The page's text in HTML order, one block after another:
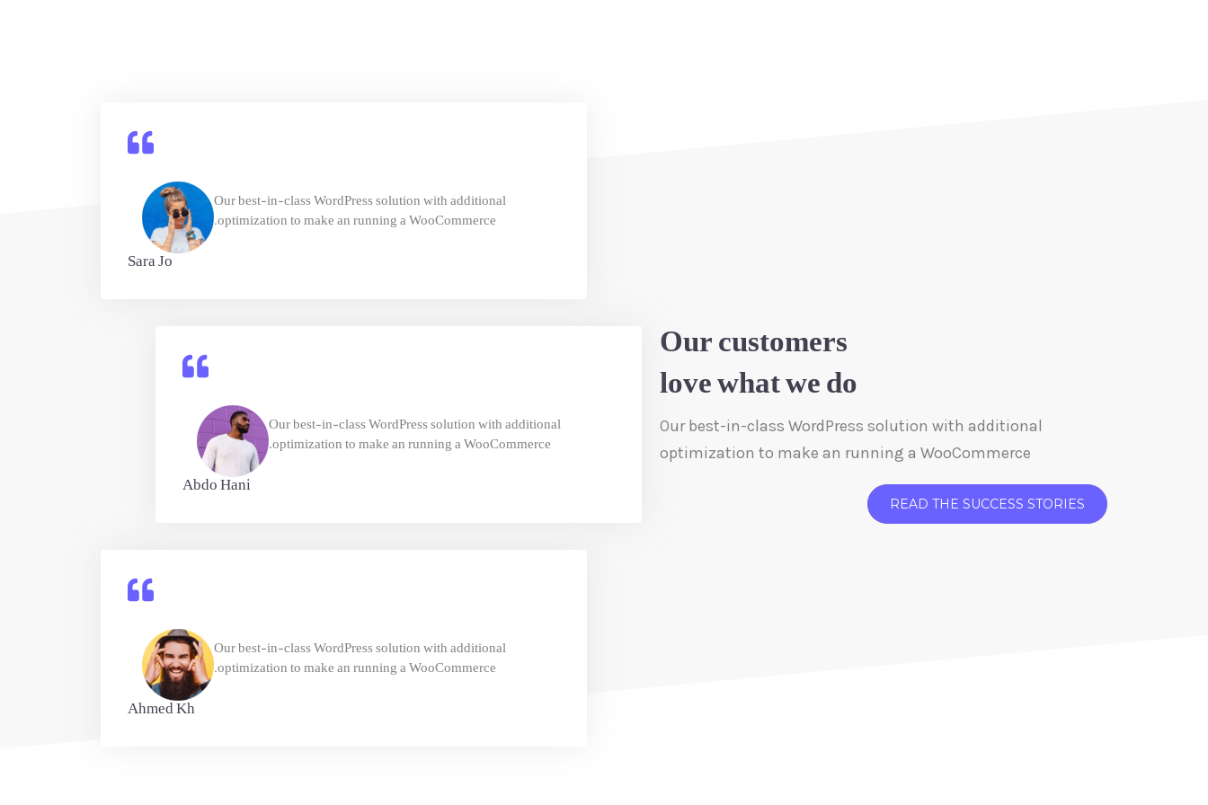
Our customers
love what we do
Our best-in-class WordPress solution with additional
optimization to make an running a WooCommerce
READ THE SUCCESS STORIES
Our best-in-class WordPress solution with additional
optimization to make an running a WooCommerce.
Sara Jo
Our best-in-class WordPress solution with additional
optimization to make an running a WooCommerce.
Abdo Hani
Our best-in-class WordPress solution with additional
optimization to make an running a WooCommerce.
Ahmed Kh